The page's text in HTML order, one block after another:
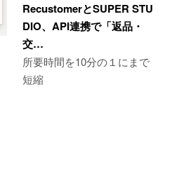
RecustomerとSUPER STU
DIO、API連携で「返品・
交…
所要時間を10分の１にまで
短縮